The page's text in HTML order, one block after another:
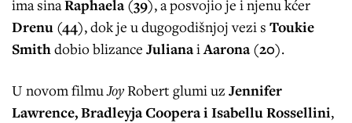
ima sinaRaphaela (39), a posvojio je i njenu kćer
Drenu (44), dok je u dugogodišnjoj vezi s Toukie
Smithdobio blizance JulianaiAarona (20).
U novom filmuJoyRobert glumi uz Jennifer
Lawrence, Bradleyja Coopera i Isabellu Rossellini,